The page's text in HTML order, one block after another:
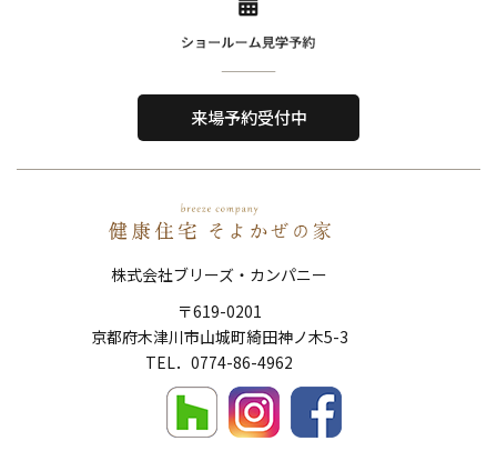
About Us
私たちについて
選ばれる理由
Performance
住宅性能
Works
施工事例
FAQ
よくある質問
News
新着情報
Contact
来場予約受付中
株式会社ブリーズ・カンパニー
〒619-0201
京都府木津川市山城町綺田神ノ木5-3
​​​​​​​TEL． 0774-86-4962